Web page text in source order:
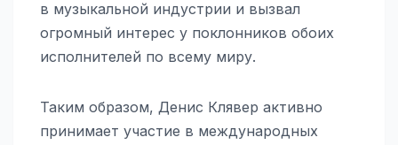
в музыкальной индустрии и вызвал
огромный интерес у поклонников обоих
исполнителей по всему миру.
Таким образом, Денис Клявер активно
принимает участие в международных